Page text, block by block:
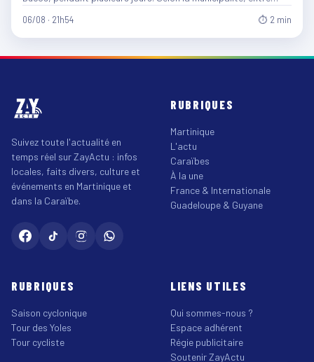
06/08 · 21h54 ⏱ 2 min
Suivez toute l'actualité en
temps réel sur ZayActu : infos
locales, faits divers, culture et
événements en Martinique et
dans la Caraïbe.
RUBRIQUES
Martinique
L'actu
Caraïbes
À la une
France & Internationale
Guadeloupe & Guyane
RUBRIQUES
Saison cyclonique
Tour des Yoles
Tour cycliste
LIENS UTILES
Qui sommes-nous ?
Espace adhérent
Régie publicitaire
Soutenir ZayActu